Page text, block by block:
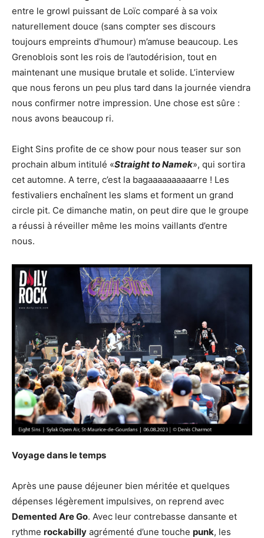
entre le growl puissant de Loïc comparé à sa voix
naturellement douce (sans compter ses discours
toujours empreints d’humour) m’amuse beaucoup. Les
Grenoblois sont les rois de l’autodérision, tout en
maintenant une musique brutale et solide. L’interview
que nous ferons un peu plus tard dans la journée viendra
nous confirmer notre impression. Une chose est sûre :
nous avons beaucoup ri.
Eight Sins profite de ce show pour nous teaser sur son
prochain album intitulé «Straight to Namek», qui sortira
cet automne. A terre, c’est la bagaaaaaaaaaarre ! Les
festivaliers enchaînent les slams et forment un grand
circle pit. Ce dimanche matin, on peut dire que le groupe
a réussi à réveiller même les moins vaillants d’entre
nous.
Voyage dans le temps
Après une pause déjeuner bien méritée et quelques
dépenses légèrement impulsives, on reprend avec
Demented Are Go. Avec leur contrebasse dansante et
rythme rockabilly agrémenté d’une touche punk, les